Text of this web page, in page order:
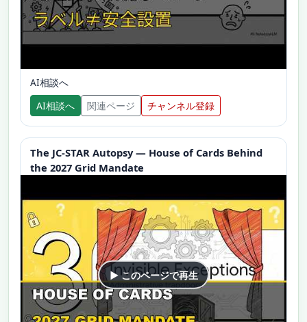
AI相談へ
AI相談へ
関連ページ チャンネル登録
The JC-STAR Autopsy — House of Cards Behind
the 2027 Grid Mandate
▶ このページで再生